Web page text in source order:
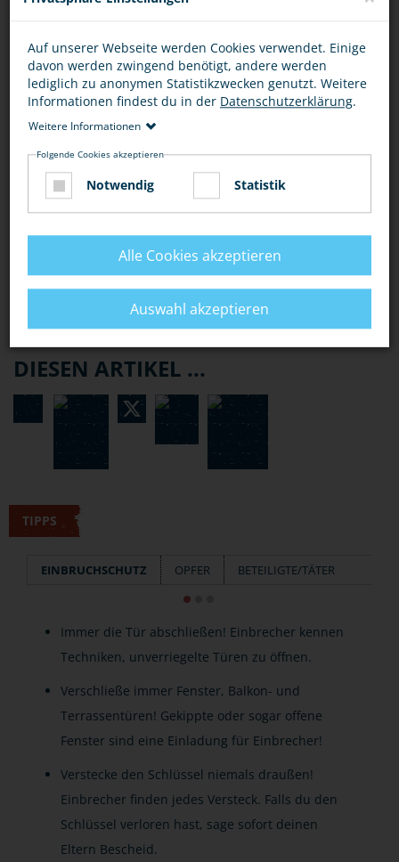
die Kinder selbst.
MUSS ICH FÜR DEN ENTSTANDENEN SCHADEN
AUFKOMMEN, WENN ICH ERWISCHT WERDE?
WER HAFTET FÜR DEN SCHADEN BEI MEHREREN
TÄTERN?
BEWERTUNG
DIESEN ARTIKEL ...
TIPPS
EINBRUCHSCHUTZ OPFER BETEILIGTE/TÄTER
Immer die Tür abschließen! Einbrecher kennen
Techniken, unverriegelte Türen zu öffnen.
Verschließe immer Fenster, Balkon- und
Terrassentüren! Gekippte oder sogar offene
Fenster sind eine Einladung für Einbrecher!
Verstecke den Schlüssel niemals draußen!
Einbrecher finden jedes Versteck. Falls du den
Schlüssel verloren hast, sage sofort deinen
Eltern Bescheid.
Auf unserer Webseite werden Cookies verwendet. Einige
davon werden zwingend benötigt, andere werden
lediglich zu anonymen Statistikzwecken genutzt. Weitere
Informationen findest du in der Datenschutzerklärung.
Weitere Informationen
Folgende Cookies akzeptieren
Notwendig Statistik
Alle Cookies akzeptieren
Auswahl akzeptieren